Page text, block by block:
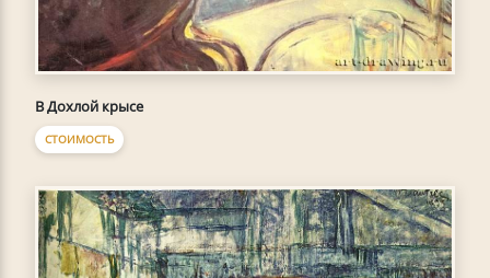
В Дохлой крысе
СТОИМОСТЬ